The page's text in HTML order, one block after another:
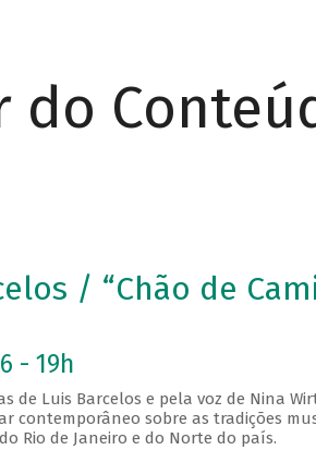
do
/ “Chão de
- 19h
de Luis Barcelos e pela voz de Nina
contemporâneo sobre as tradições
Rio de Janeiro e do Norte do país.